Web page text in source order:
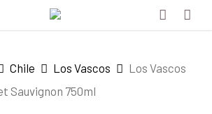
Chile Los Vascos
Los Vascos
Sauvignon 750ml